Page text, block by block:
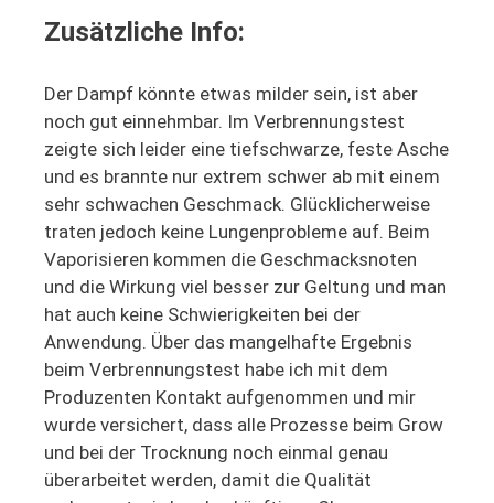
Zusätzliche Info:
Der Dampf könnte etwas milder sein, ist aber
noch gut einnehmbar. Im Verbrennungstest
zeigte sich leider eine tiefschwarze, feste Asche
und es brannte nur extrem schwer ab mit einem
sehr schwachen Geschmack. Glücklicherweise
traten jedoch keine Lungenprobleme auf. Beim
Vaporisieren kommen die Geschmacksnoten
und die Wirkung viel besser zur Geltung und man
hat auch keine Schwierigkeiten bei der
Anwendung. Über das mangelhafte Ergebnis
beim Verbrennungstest habe ich mit dem
Produzenten Kontakt aufgenommen und mir
wurde versichert, dass alle Prozesse beim Grow
und bei der Trocknung noch einmal genau
überarbeitet werden, damit die Qualität